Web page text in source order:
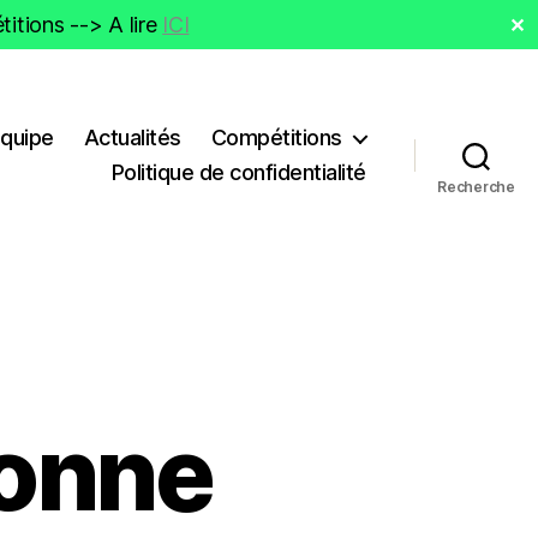
--> A lire ICI ✕
Actualités
Compétitions
Politique de confidentialité
Recherche